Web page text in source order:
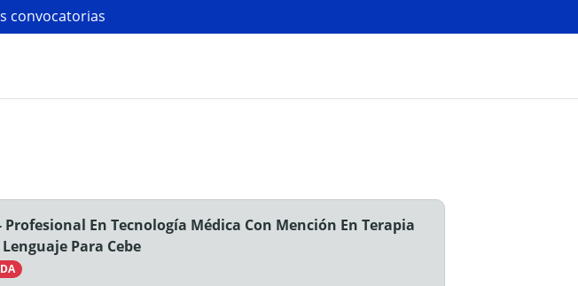
convocatorias
En Tecnología Médica Con Mención En Terapia
Para Cebe